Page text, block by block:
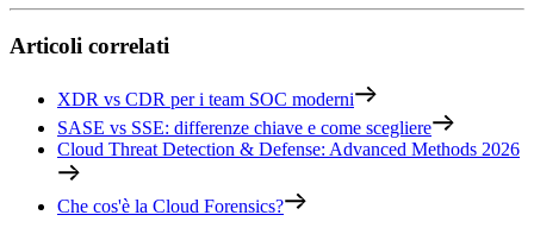
Articoli correlati
XDR vs CDR per i team SOC moderni
SASE vs SSE: differenze chiave e come scegliere
Cloud Threat Detection & Defense: Advanced Methods 2026
Che cos'è la Cloud Forensics?